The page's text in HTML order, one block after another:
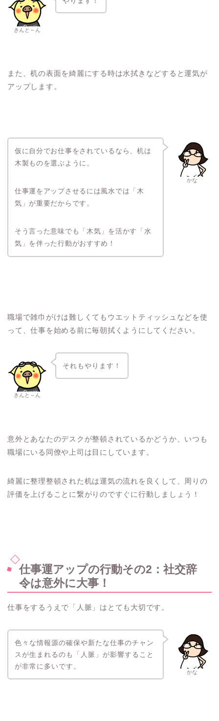
きんと～ん
また、机の表面を綺麗にする時は水拭きなどすると運気が
アップします。
かな
仮に自分でお仕事をされているなら、机は
木製ものを選ぶように。
仕事運をアップさせるには風水では「木
気」が重要だからです。
そう言った意味でも「木気」を活かす「水
気」を伴った行動がおすすめ！
職場で雑巾がけは難しくてもウエットティッシュなどを使
って、仕事を始める前に毎朝拭くようにしてください。
きんと～ん
それもやります！
意外とあなたのデスクが整頓されているかどうか、いつも
職場にいる同僚や上司は目にしています。
綺麗に整理整頓された机は運気の流れを良くして、周りの
評価を上げることに繋がりのですぐに行動しましょう！
仕事運アップの行動その2：社交辞
令は意外に大事！
仕事をするうえで「人脈」はとても大切です。
かな
色々な情報源の確保や新たな仕事のチャン
スが生まれるのも「人脈」が影響すること
が非常に多いです。